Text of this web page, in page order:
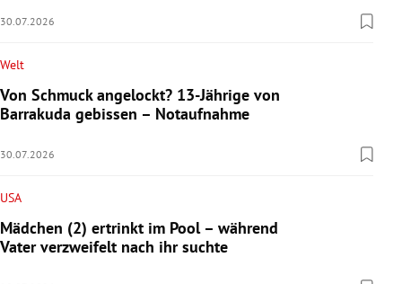
30.07.2026
Welt
Von Schmuck angelockt? 13-Jährige von
Barrakuda gebissen – Notaufnahme
30.07.2026
USA
Mädchen (2) ertrinkt im Pool – während
Vater verzweifelt nach ihr suchte